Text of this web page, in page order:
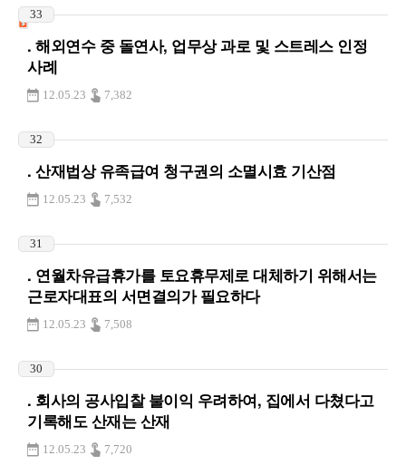
33
. 해외연수 중 돌연사, 업무상 과로 및 스트레스 인정
사례
12.05.23 7,382
32
. 산재법상 유족급여 청구권의 소멸시효 기산점
12.05.23 7,532
31
. 연월차유급휴가를 토요휴무제로 대체하기 위해서는
근로자대표의 서면결의가 필요하다
12.05.23 7,508
30
. 회사의 공사입찰 불이익 우려하여, 집에서 다쳤다고
기록해도 산재는 산재
12.05.23 7,720